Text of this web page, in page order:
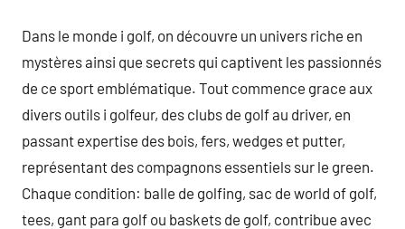
Dans le monde i golf, on découvre un univers riche en
mystères ainsi que secrets qui captivent les passionnés
de ce sport emblématique. Tout commence grace aux
divers outils i golfeur, des clubs de golf au driver, en
passant expertise des bois, fers, wedges et putter,
représentant des compagnons essentiels sur le green.
Chaque condition: balle de golfing, sac de world of golf,
tees, gant para golf ou baskets de golf, contribue avec